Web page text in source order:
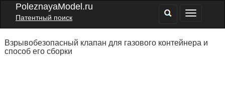
PoleznayaModel.ru
Патентный поиск
Взрывобезопасный клапан для газового контейнера и
способ его сборки